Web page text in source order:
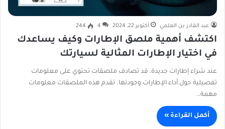
عبد القادر بن العلمي أكتوبر 22, 2024 4
244
اكتشف أهمية ملصق الإطارات وكيف يساعدك
في اختيار الإطارات المثالية لسيارتك
عند شراء إطارات جديدة، قد تصادف ملصقات تحتوي على معلومات
تفصيلية حول أداء الإطارات وجودتها. تقدم هذه الملصقات معلومات
مهمة…
أكمل القراءة »